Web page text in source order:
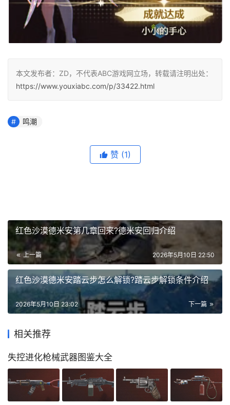
本文发布者：ZD，不代表ABC游戏网立场，转载请注明出处：
https://www.youxiabc.com/p/33422.html
鸣潮
赞 (1)
红色沙漠德米安第几章回来?德米安回归介绍
上一篇 2026年5月10日 22:50
红色沙漠德米安踏云步怎么解锁?踏云步解锁条件介绍
下一篇
2026年5月10日 23:02
相关推荐
失控进化枪械武器图鉴大全